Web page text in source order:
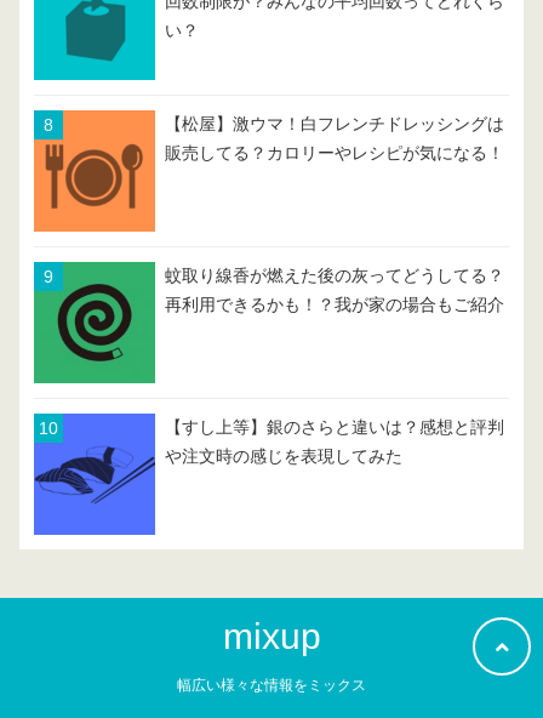
い？
【松屋】激ウマ！白フレンチドレッシングは
販売してる？カロリーやレシピが気になる！
蚊取り線香が燃えた後の灰ってどうしてる？
再利用できるかも！？我が家の場合もご紹介
【すし上等】銀のさらと違いは？感想と評判
や注文時の感じを表現してみた
mixup
幅広い様々な情報をミックス